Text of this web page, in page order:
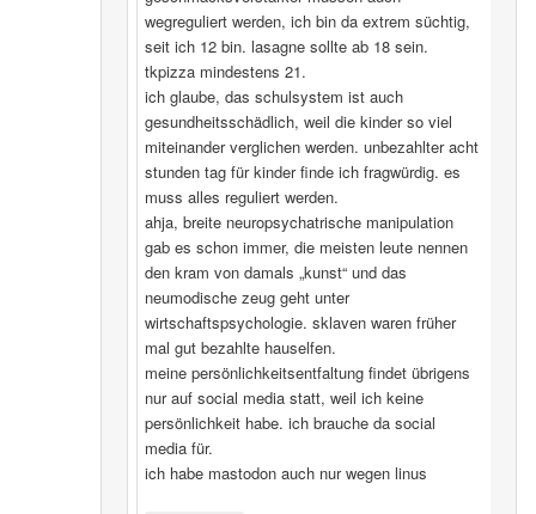
wegreguliert werden, ich bin da extrem süchtig,
seit ich 12 bin. lasagne sollte ab 18 sein.
tkpizza mindestens 21.
ich glaube, das schulsystem ist auch
gesundheitsschädlich, weil die kinder so viel
miteinander verglichen werden. unbezahlter acht
stunden tag für kinder finde ich fragwürdig. es
muss alles reguliert werden.
ahja, breite neuropsychatrische manipulation
gab es schon immer, die meisten leute nennen
den kram von damals „kunst“ und das
neumodische zeug geht unter
wirtschaftspsychologie. sklaven waren früher
mal gut bezahlte hauselfen.
meine persönlichkeitsentfaltung findet übrigens
nur auf social media statt, weil ich keine
persönlichkeit habe. ich brauche da social
media für.
ich habe mastodon auch nur wegen linus